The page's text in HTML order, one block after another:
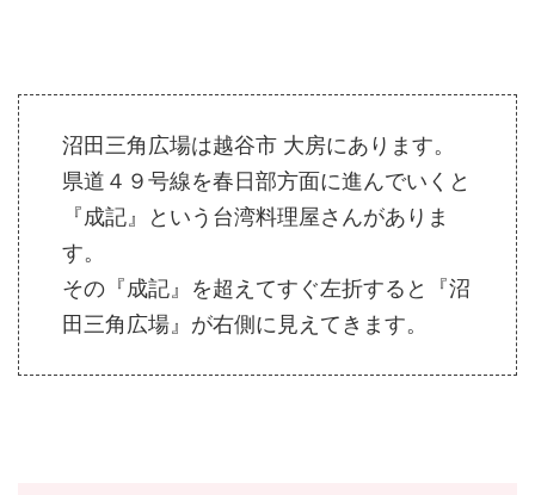
沼田三角広場は越谷市 大房にあります。
県道４９号線を春日部方面に進んでいくと
『成記』という台湾料理屋さんがありま
す。
その『成記』を超えてすぐ左折すると『沼
田三角広場』が右側に見えてきます。